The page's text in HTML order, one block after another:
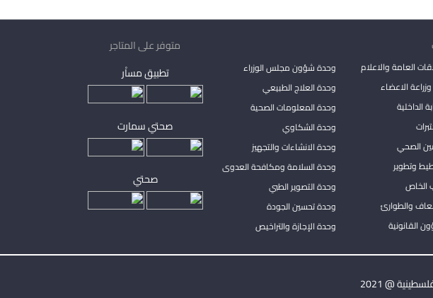
العامة والاعلام
الاعضاء
الداخلية
الصحي
وتطوير
الخاص
والطوارئ
القانونية
وحدة شؤون مجلس الوزراء
وحدة العلاج الطبيعي
وحدة المعلومات الصحية
وحدة الشكاوي
وحدة الانشاءات والتجهيز
وحدة السلامة ومكافحة العدوى
وحدة التصوير الطبي
وحدة تحسين الجودة
وحدة الإجازة والتراخيص
متوفر على المتاجر
تطبيق مساْر
صحتي سمارت
صحتي
@ 2021